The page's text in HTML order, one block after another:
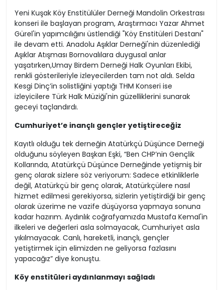
Yeni Kuşak Köy Enstitülüler Derneği Mandolin Orkestrası
konseri ile başlayan program, Araştırmacı Yazar Ahmet
Gürel'in yapımcılığını üstlendiği "Köy Enstitüleri Destanı"
ile devam etti. Anadolu Aşıklar Derneği'nin düzenlediği
Aşıklar Atışması Bornovalılara duygusal anlar
yaşatırken,Umay Birdem Derneği Halk Oyunları Ekibi,
renkli gösterileriyle izleyecilerden tam not aldı. Selda
Kesgi Dinç’in solistliğini yaptığı THM Konseri ise
izleyicilere Türk Halk Müziği'nin güzelliklerini sunarak
geceyi taçlandırdı.
Cumhuriyet’e inançlı gençler yetiştireceğiz
Kayıtlı olduğu tek derneğin Atatürkçü Düşünce Derneği
olduğunu söyleyen Başkan Eşki, “Ben CHP’nin Gençlik
Kollarında, Atatürkçü Düşünce Derneğinde yetişmiş bir
genç olarak sizlere söz veriyorum: Sadece etkinliklerle
değil, Atatürkçü bir genç olarak, Atatürkçülere nasıl
hizmet edilmesi gerekiyorsa, sizlerin yetiştirdiği bir genç
olarak üzerime ne vazife düşüyorsa yapmaya sonuna
kadar hazırım. Aydınlık coğrafyamızda Mustafa Kemal'in
ilkeleri ve değerleri asla solmayacak, Cumhuriyet asla
yıkılmayacak. Canlı, hareketli, inançlı, gençler
yetiştirmek için elimizden ne geliyorsa fazlasını
yapacağız” diye konuştu.
Köy enstitüleri aydınlanmayı sağladı